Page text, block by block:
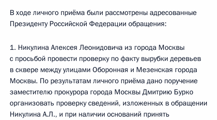
В ходе личного приёма были рассмотрены адресованные
Президенту Российской Федерации обращения:
1. Никулина Алексея Леонидовича из города Москвы
с просьбой провести проверку по факту вырубки деревьев
в сквере между улицами Оборонная и Мезенская города
Москвы. По результатам личного приёма дано поручение
заместителю прокурора города Москвы Дмитрию Бурко
организовать проверку сведений, изложенных в обращении
Никулина А.Л., и при наличии оснований принять